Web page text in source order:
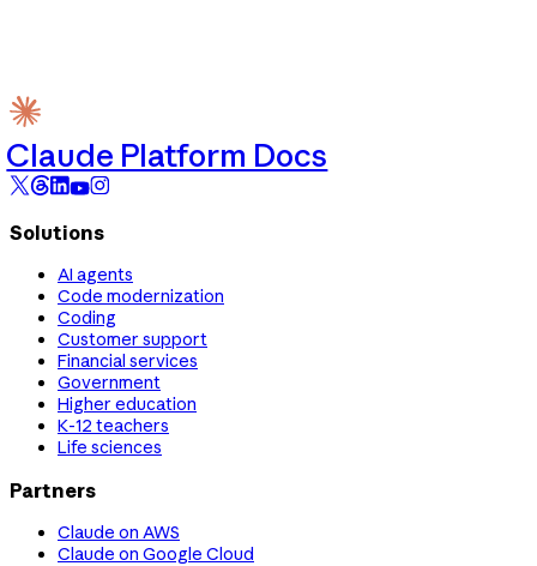
Claude Platform Docs
Solutions
AI agents
Code modernization
Coding
Customer support
Financial services
Government
Higher education
K-12 teachers
Life sciences
Partners
Claude on AWS
Claude on Google Cloud